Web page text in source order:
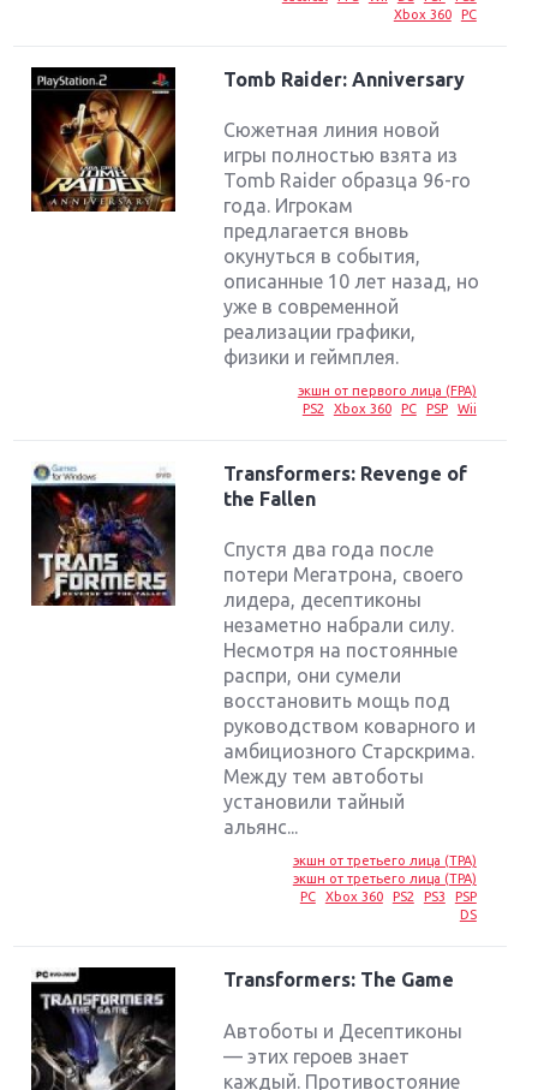
Xbox 360
PC
Tomb Raider: Anniversary
Сюжетная линия новой
игры полностью взята из
Tomb Raider образца 96-го
года. Игрокам
предлагается вновь
окунуться в события,
описанные 10 лет назад, но
уже в современной
реализации графики,
физики и геймплея.
экшн от первого лица (FPA)
PS2
Xbox 360 PC PSP Wii
Transformers: Revenge of
the Fallen
Спустя два года после
потери Мегатрона, своего
лидера, десептиконы
незаметно набрали силу.
Несмотря на постоянные
распри, они сумели
восстановить мощь под
руководством коварного и
амбициозного Старскрима.
Между тем автоботы
установили тайный
альянс...
экшн от третьего лица (TPA)
экшн от третьего лица (TPA)
PC
Xbox 360 PS2 PS3
PSP
DS
Transformers: The Game
Автоботы и Десептиконы
— этих героев знает
каждый. Противостояние